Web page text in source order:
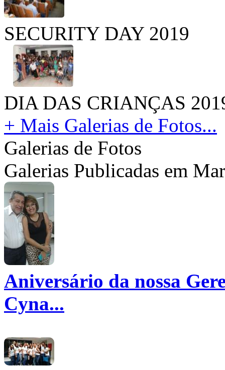
SECURITY DAY 2019
DIA DAS CRIANÇAS
+ Mais Galerias de Fotos...
Galerias de Fotos
Galerias Publicadas em
Aniversário da nossa
Cyna...